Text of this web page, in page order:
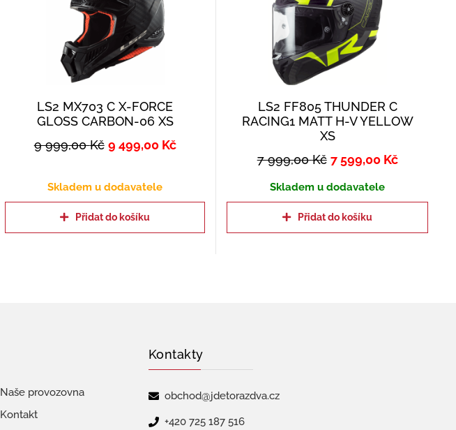
LS2 MX703 C X-FORCE
GLOSS CARBON-06 XS
9 999,00Kč 9 499,00 Kč
Skladem u dodavatele
Přidat do košíku
LS2 FF805 THUNDER C
RACING1 MATT H-V YELLOW
XS
7 999,00Kč 7 599,00 Kč
Skladem u dodavatele
Přidat do košíku
Naše provozovna
Kontakt
Kontakty
obchod@jdetorazdva.cz
+420 725 187 516